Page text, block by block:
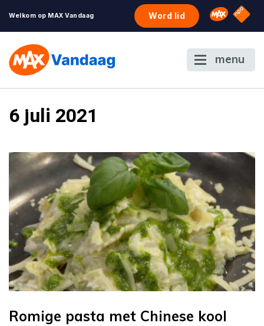
Welkom op MAX Vandaag Word lid Omroep
NPO
menu
6 juli 2021
Romige pasta met Chinese kool